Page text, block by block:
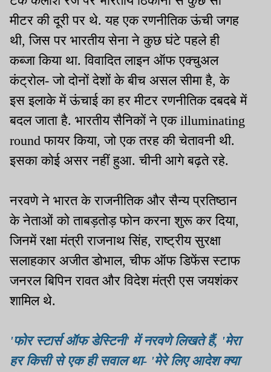
मीटर की दूरी पर थे. यह एक रणनीतिक ऊंची जगह
थी, जिस पर भारतीय सेना ने कुछ घंटे पहले ही
कब्जा किया था. विवादित लाइन ऑफ एक्चुअल
कंट्रोल- जो दोनों देशों के बीच असल सीमा है, के
इस इलाके में ऊंचाई का हर मीटर रणनीतिक दबदबे में
बदल जाता है. भारतीय सैनिकों ने एक illuminating
round फायर किया, जो एक तरह की चेतावनी थी.
इसका कोई असर नहीं हुआ. चीनी आगे बढ़ते रहे.
नरवणे ने भारत के राजनीतिक और सैन्य प्रतिष्ठान
के नेताओं को ताबड़तोड़ फोन करना शुरू कर दिया,
जिनमें रक्षा मंत्री राजनाथ सिंह, राष्ट्रीय सुरक्षा
सलाहकार अजीत डोभाल, चीफ ऑफ डिफेंस स्टाफ
जनरल बिपिन रावत और विदेश मंत्री एस जयशंकर
शामिल थे.
'फोर स्टार्स ऑफ डेस्टिनी' में नरवणे लिखते हैं, 'मेरा
हर किसी से एक ही सवाल था- 'मेरे लिए आदेश क्या